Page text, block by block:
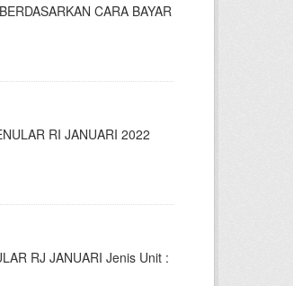
CARA BAYAR
RI JANUARI 2022
RJ JANUARI Jenis Unit :